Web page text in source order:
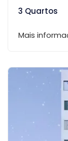
3 Quartos
Mais